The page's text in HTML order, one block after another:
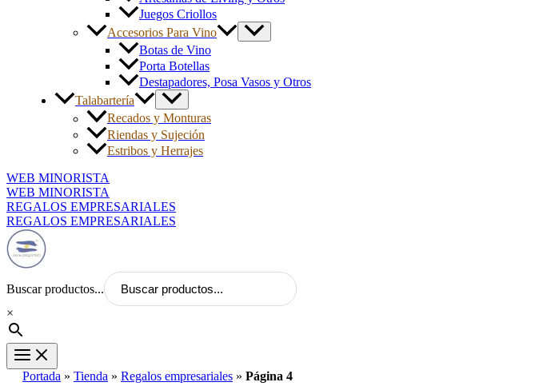
Juegos Criollos
Accesorios Para Vino
Botas de Vino
Porta Botellas
Destapadores, Posa Vasos y Otros
Talabartería
Recados y Monturas
Riendas y Sujeción
Estribos y Herrajes
WEB MINORISTA
WEB MINORISTA
REGALOS EMPRESARIALES
REGALOS EMPRESARIALES
Buscar productos...
×
Portada » Tienda » Regalos empresariales » Página 4